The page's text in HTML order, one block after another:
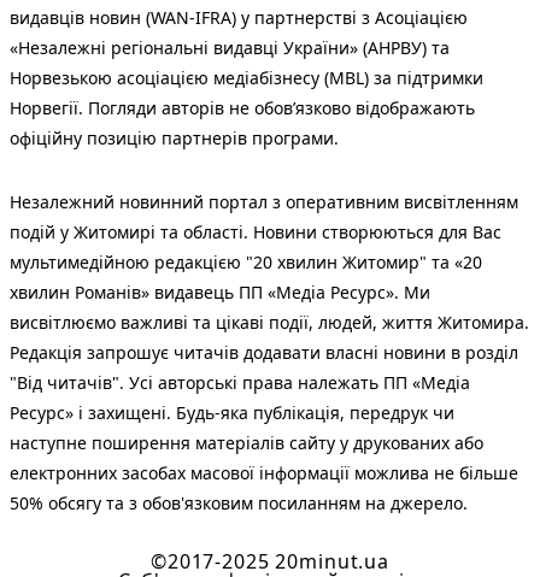
видавців новин (WAN-IFRA) у партнерстві з Асоціацією
«Незалежні регіональні видавці України» (АНРВУ) та
Норвезькою асоціацією медіабізнесу (MBL) за підтримки
Норвегії. Погляди авторів не обов’язково відображають
офіційну позицію партнерів програми.
Незалежний новинний портал з оперативним висвітленням
подій у Житомирі та області. Новини створюються для Вас
мультимедійною редакцією "20 хвилин Житомир" та «20
хвилин Романів» видавець ПП «Медіа Ресурс». Ми
висвітлюємо важливі та цікаві події, людей, життя Житомира.
Редакція запрошує читачів додавати власні новини в розділ
"Від читачів". Усі авторські права належать ПП «Медіа
Ресурс» і захищені. Будь-яка публiкацiя, передрук чи
наступне поширення матеріалів сайту у друкованих або
електронних засобах масової інформації можлива не більше
50% обсягу та з обов'язковим посиланням на джерело.
©2017-2025 20minut.ua